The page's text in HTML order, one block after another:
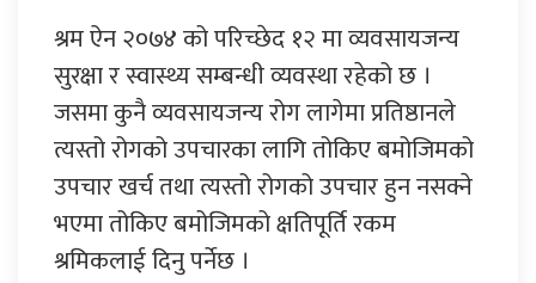
श्रम ऐन २०७४ को परिच्छेद १२ मा व्यवसायजन्य
सुरक्षा र स्वास्थ्य सम्बन्धी व्यवस्था रहेको छ ।
जसमा कुनै व्यवसायजन्य रोग लागेमा प्रतिष्ठानले
त्यस्तो रोगको उपचारका लागि तोकिए बमोजिमको
उपचार खर्च तथा त्यस्तो रोगको उपचार हुन नसक्ने
भएमा तोकिए बमोजिमको क्षतिपूर्ति रकम
श्रमिकलाई दिनु पर्नेछ ।